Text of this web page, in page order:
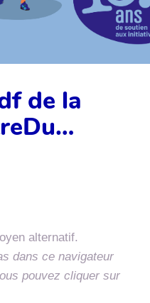
de la
alternatif.
dans ce navigateur
pouvez cliquer sur